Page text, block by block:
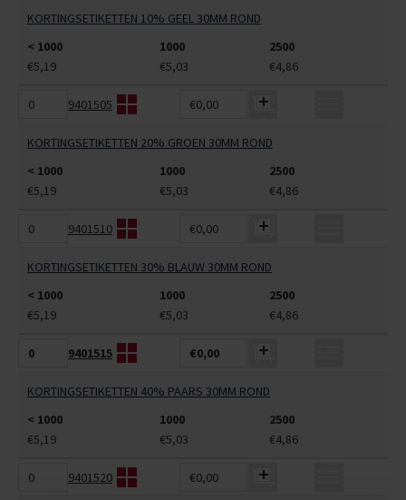
KORTINGSETIKETTEN 10% GEEL 30MM ROND
< 1000
1000
2500
€5,19
€5,03 €4,86
9401505 €0,00
KORTINGSETIKETTEN 20% GROEN 30MM ROND
< 1000
1000
2500
€5,19
€5,03 €4,86
9401510 €0,00
KORTINGSETIKETTEN 30% BLAUW 30MM ROND
< 1000
1000
2500
€5,19
€5,03 €4,86
9401515 €0,00
KORTINGSETIKETTEN 40% PAARS 30MM ROND
< 1000
1000
2500
€5,19
€5,03 €4,86
9401520 €0,00